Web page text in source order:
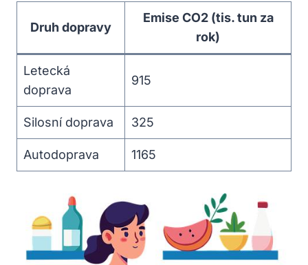
Druh dopravy
Emise CO2 (tis. tun za
rok)
Letecká
doprava
915
Silosní doprava 325
Autodoprava 1165